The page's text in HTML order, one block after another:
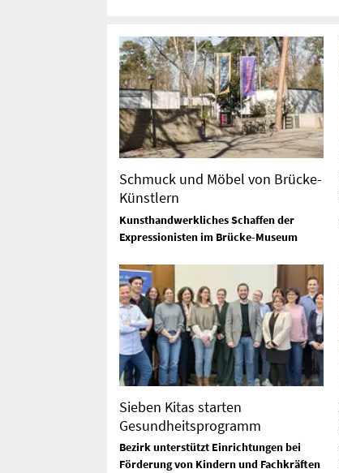
Schmuck und Möbel von Brücke-
Künstlern
Kunsthandwerkliches Schaffen der
Expressionisten im Brücke-Museum
Sieben Kitas starten
Gesundheitsprogramm
Bezirk unterstützt Einrichtungen bei
Förderung von Kindern und Fachkräften